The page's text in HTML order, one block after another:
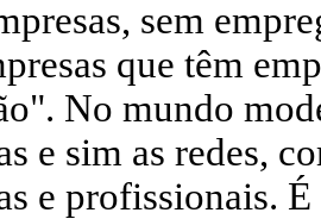
sem
que têm
No mundo
e sim as redes,
e profissionais.